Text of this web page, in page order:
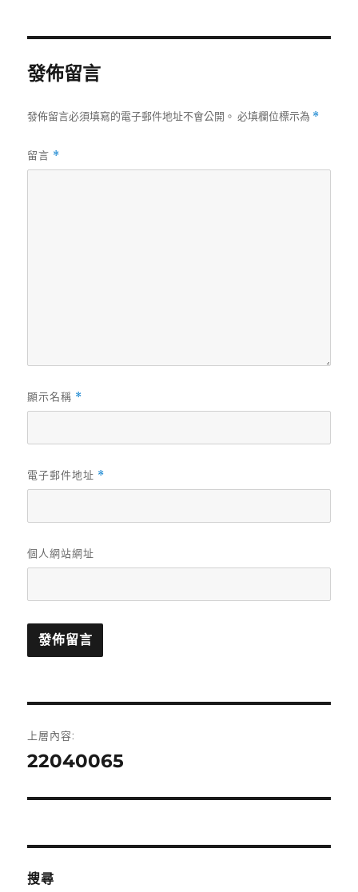
發佈留言
發佈留言必須填寫的電子郵件地址不會公開。 必填欄位標示為 *
留言 *
顯示名稱 *
電子郵件地址 *
個人網站網址
章
上層內容:
22040065
搜尋